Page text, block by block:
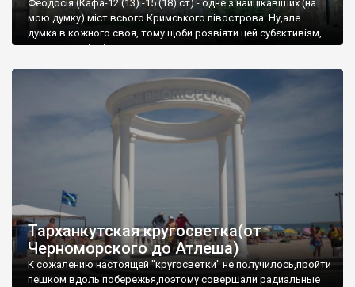
Феодосія (Кафа-12 (13) -15 (18) ст) - одне з найцікавіших (на
мою думку) міст всього Кримського півострова .Ну,але
думка в кожного своя, тому щоби розвіяти цей субєктивізм,
запрошую відвідати це
Тарханкутская кругосветка(от
Черноморского до Атлеша)
К сожалению настоящей "кругосветки" не получилось,пройти
пешком вдоль побережья,поэтому совершали радиальные